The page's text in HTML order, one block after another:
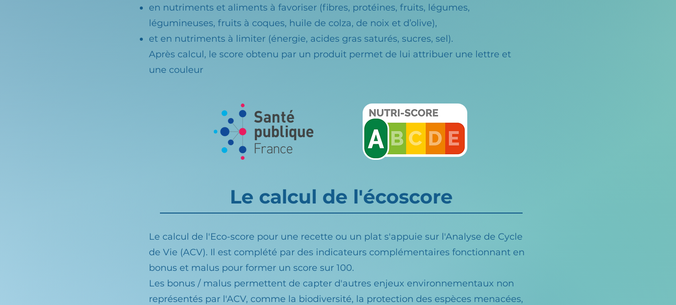
en nutriments et aliments à favoriser (fibres, protéines, fruits, légumes,
légumineuses, fruits à coques, huile de colza, de noix et d’olive),
et en nutriments à limiter (énergie, acides gras saturés, sucres, sel).
Après calcul, le score obtenu par un produit permet de lui attribuer une lettre et
une couleur
Le calcul de l'écoscore
Le calcul de l'Eco-score pour une recette ou un plat s'appuie sur l'Analyse de Cycle
de Vie (ACV). Il est complété par des indicateurs complémentaires fonctionnant en
bonus et malus pour former un score sur 100.
Les bonus / malus permettent de capter d'autres enjeux environnementaux non
représentés par l'ACV, comme la biodiversité, la protection des espèces menacées,